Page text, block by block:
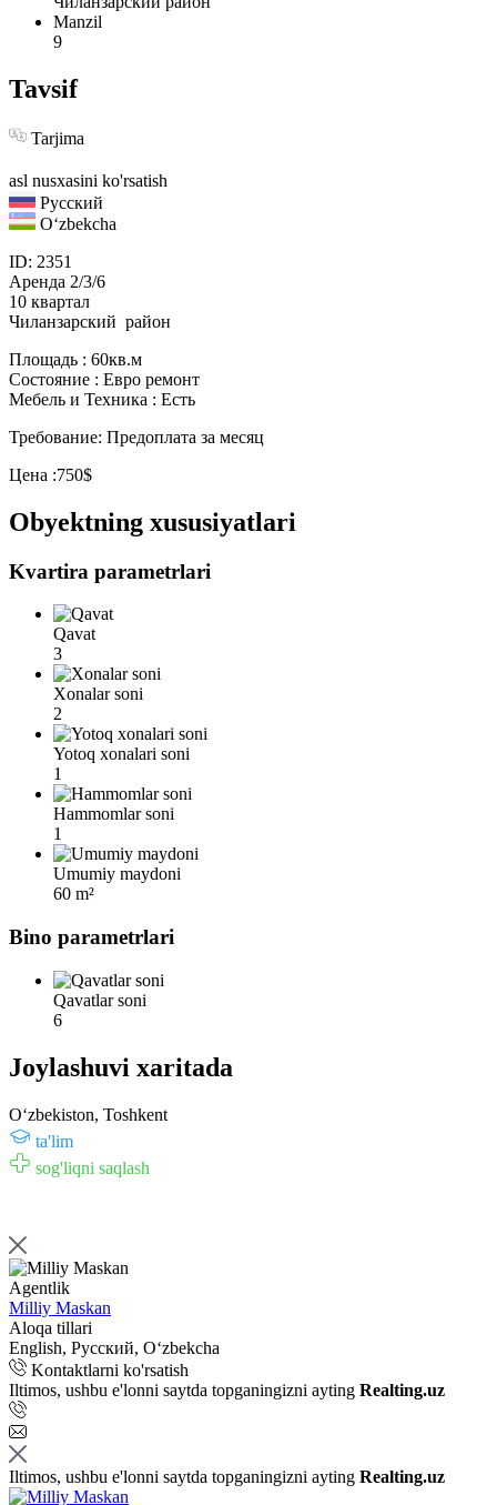
Manzil
9
Tavsif
Tarjima
asl nusxasini ko'rsatish
Русский
Oʻzbekcha
ID: 2351
Аренда 2/3/6
10 квартал
Чиланзарский район
Площадь : 60кв.м
Состояние : Евро ремонт
Мебель и Техника : Есть
Требование: Предоплата за месяц
Цена :750$
Obyektning xususiyatlari
Kvartira parametrlari
Qavat
3
Xonalar soni
2
Yotoq xonalari soni
1
Hammomlar soni
1
Umumiy maydoni
60 m²
Bino parametrlari
Qavatlar soni
6
Joylashuvi xaritada
Oʻzbekiston, Toshkent
ta'lim
sog'liqni saqlash
Agentlik
Milliy Maskan
Aloqa tillari
English, Русский, Oʻzbekcha
Kontaktlarni ko'rsatish
Iltimos, ushbu e'lonni saytda topganingizni ayting Realting.uz
Iltimos, ushbu e'lonni saytda topganingizni ayting Realting.uz